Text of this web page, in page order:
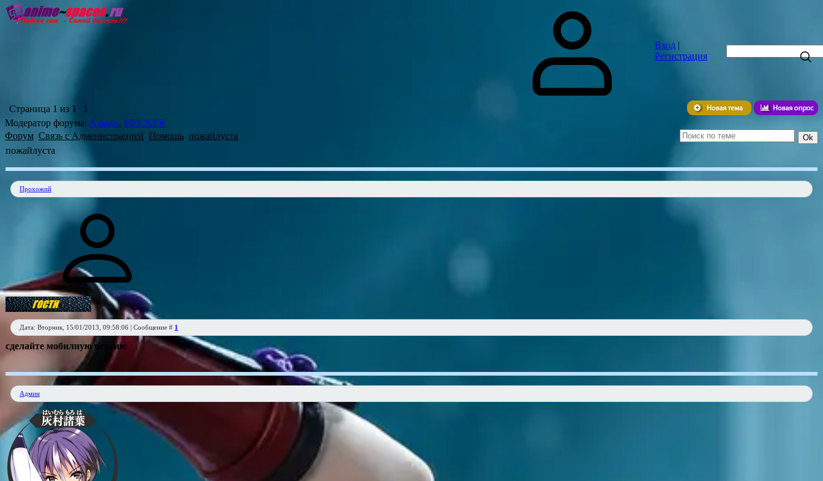
БлогВидео
Вход|
Регистрация
Страница 1 из 1
1
Модератор форума: Админ, MECKER
Форум Связь с Адменистрацией Помошь пожайлуста
пожайлуста
Прохожий
Дата: Вторник, 15/01/2013, 09:58:06 | Сообщение # 1
сделайте мобилную версию
Админ